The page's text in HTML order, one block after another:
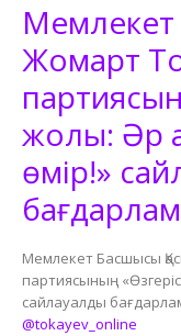
Мемлекет
Жомарт
жолы: Әр
өмір!»
Мемлекет Басшысы
партиясының
сайлауалды
@tokayev_online